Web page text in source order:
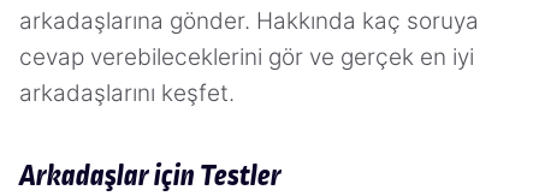
arkadaşlarına gönder. Hakkında kaç soruya
cevap verebileceklerini gör ve gerçek en iyi
arkadaşlarını keşfet.
Arkadaşlar için Testler